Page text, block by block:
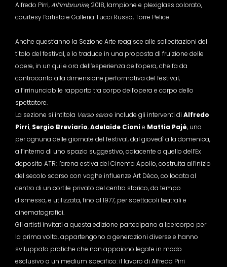
Alfredo Pirri,All’imbrunire, 2018, lampione e plexiglass colorato,
courtesy l’artista e Galleria Tucci Russo, Torre Pelice
Anche quest’anno la Sezione Arte reagisce alle sollecitazioni del
titolo del festival, e lo traduce in una proposta di fruizione delle
opere, in un qui e ora dell’esperienza dell’opera, che fa da
controcanto alla dimensione performativa del festival,
all’irrinunciabile rapporto tra corpo dell’opera e corpo dello
spettatore.
La sezione si intitola Verso serae include gli interventi di Alfredo
Pirri, Sergio Breviario,Adelaide Cionie Mattia Pajè, uno
per ognuna delle giornate del festival, dal giovedì alla domenica,
all’interno di uno spazio suggestivo, adiacente a quello dell’Ex
deposito ATR: l’arena estiva del Cinema Apollo, costruita all’inizio
del secolo scorso con vaghe influenze Art Déco, collocata al
centro di un cortile privato del centro storico, da tempo
dismessa, e utilizzata, fino al 1977, per spettacoli teatrali e
cinematografici.
Gli artisti invitati a questa edizione partecipano a Ipercorpo per
la prima volta, appartengono a generazioni diverse e hanno
sviluppato pratiche che non appaiono legate in modo
esclusivo a un medium specifico: il lavoro di Alfredo Pirri